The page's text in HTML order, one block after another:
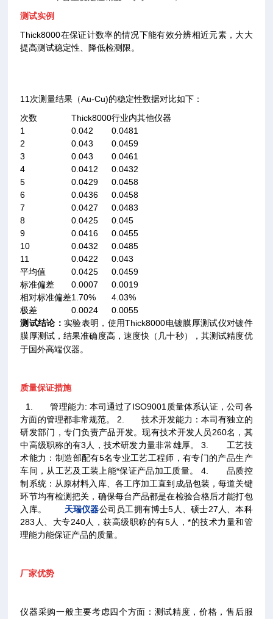
测试实例
Thick8000在保证计数率的情况下能有效分辨相近元素，大大
提高测试稳定性、降低检测限。
11次测量结果（Au-Cu)的稳定性数据对比如下：
次数
Thick8000行业内其他仪器
1
0.042
0.0481
2
0.043
0.0459
3
0.043
0.0461
4
0.0412
0.0432
5
0.0429
0.0458
6
0.0436
0.0458
7
0.0427
0.0483
8
0.0425
0.045
9
0.0416
0.0455
10
0.0432
0.0485
11
0.0422
0.043
平均值
0.0425
0.0459
标准偏差
0.0007
0.0019
相对标准偏差1.70%
4.03%
极差
0.0024
0.0055
测试结论：实验表明，使用Thick8000电镀膜厚测试仪对镀件
膜厚测试，结果准确度高，速度快（几十秒），其测试精度优
于国外高端仪器。
质量保证措施
1. 管理能力: 本司通过了ISO9001质量体系认证，公司各
方面的管理都非常规范。 2. 技术开发能力：本司有独立的
研发部门，专门负责产品开发。现有技术开发人员260名，其
中高级职称的有3人，技术研发力量非常雄厚。 3. 工艺技
术能力：制造部配有5名专业工艺工程师，有专门的产品生产
车间，从工艺及工装上能*保证产品加工质量。 4. 品质控
制系统：从原材料入库、各工序加工直到成品包装，每道关键
环节均有检测把关，确保每台产品都是在检验合格后才能打包
入库。 天瑞仪器公司员工拥有博士5人、硕士27人、本科
283人、大专240人，获高级职称的有5人，*的技术力量和管
理能力能保证产品的质量。
厂家优势
仪器采购一般主要考虑四个方面：测试精度，价格，售后服